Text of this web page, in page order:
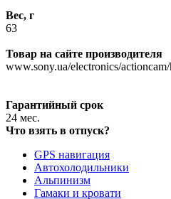
Вес, г
63
Товар на сайте производителя
www.sony.ua/electronics/
Гарантийный срок
24 мес.
Что взять в отпуск?
GPS навигация
Автохолодильники
Альпинизм
Гамаки и кровати